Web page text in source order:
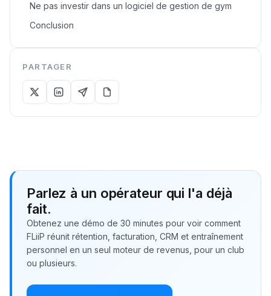
Ne pas investir dans un logiciel de gestion de gym
Conclusion
PARTAGER
Parlez à un opérateur qui l'a déjà
fait.
Obtenez une démo de 30 minutes pour voir comment
FLiiP réunit rétention, facturation, CRM et entraînement
personnel en un seul moteur de revenus, pour un club
ou plusieurs.